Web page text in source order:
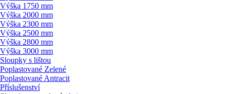
Výška 1750 mm
Výška 2000 mm
Výška 2300 mm
Výška 2500 mm
Výška 2800 mm
Výška 3000 mm
Sloupky s lištou
Poplastované Zelené
Poplastované Antracit
Příslušenství